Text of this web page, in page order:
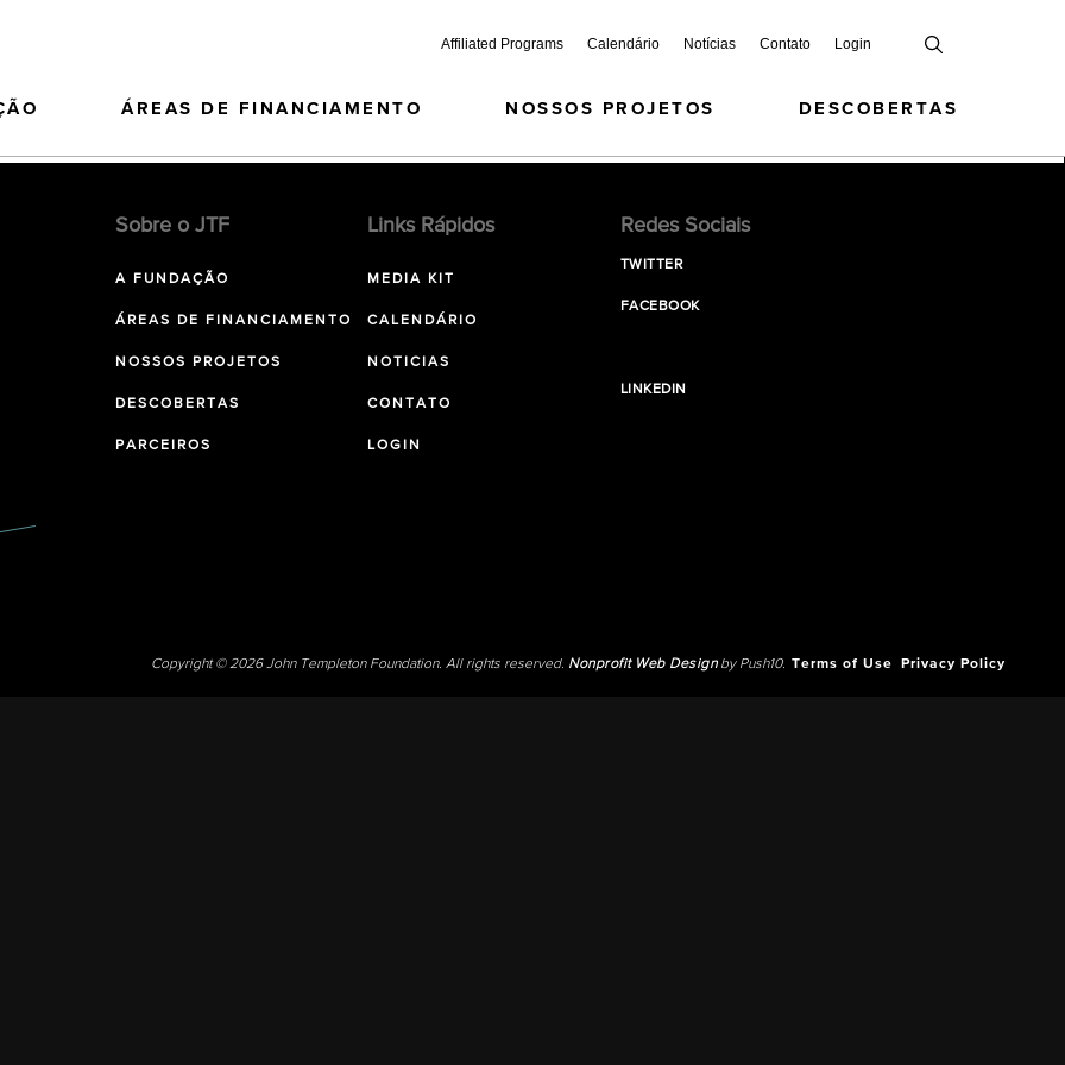
Affiliated Programs Calendário Notícias Contato Login
ÁREAS DE FINANCIAMENTO NOSSOS PROJETOS DESCOBERTAS
Sobre o JTF
A FUNDAÇÃO
ÁREAS DE FINANCIAMENTO
NOSSOS PROJETOS
DESCOBERTAS
PARCEIROS
Links Rápidos
MEDIA KIT
CALENDÁRIO
NOTICIAS
CONTATO
LOGIN
Redes Sociais
TWITTER
FACEBOOK
LINKEDIN
Copyright © 2026 John Templeton Foundation. All rights reserved. Nonprofit Web Designby Push10. Terms of Use Privacy Policy